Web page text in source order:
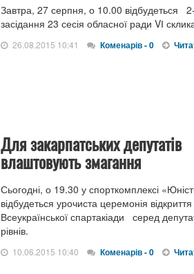
Завтра, 27 серпня, о 10.00 відбудеться
засідання 23 сесія обласної ради VІ
26.08.2015 10:41 Коменарів - 0
Для закарпатських депутатів
влаштовують змагання
Сьогодні, о 19.30 у спорткомплексі
відбудеться урочиста церемонія відкриття
Всеукраїнської спартакіади серед
рівнів.
10.06.2015 10:40 Коменарів - 0